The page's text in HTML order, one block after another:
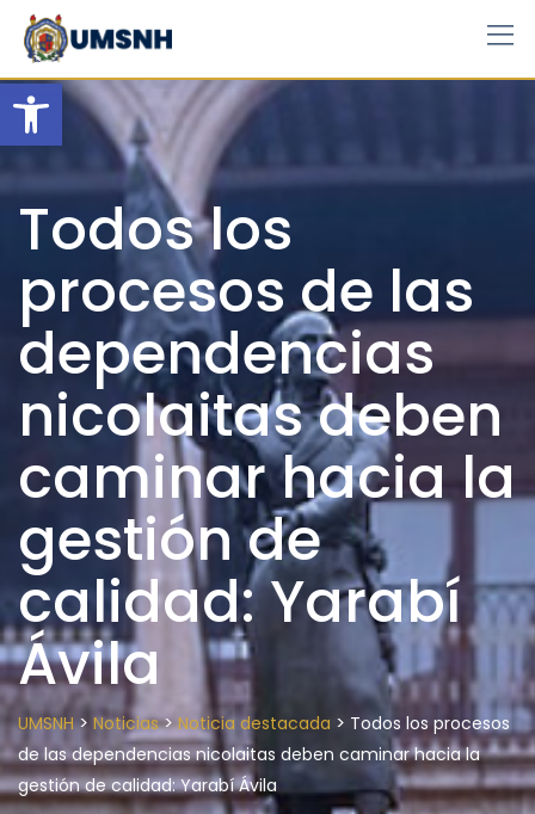
Open toolbar
Skip
content
Todos los
procesos de las
dependencias
nicolaitas deben
caminar hacia la
gestión de
calidad: Yarabí
Ávila
UMSNH> Noticias>Noticia destacada > Todos los procesos
de las dependencias nicolaitas deben caminar hacia la
gestión de calidad: Yarabí Ávila